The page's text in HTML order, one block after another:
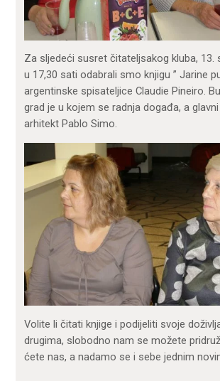
Za sljedeći susret čitateljsakog kluba, 13.
u 17,30 sati odabrali smo knjigu ” Jarine
argentinske spisateljice Claudie Pineiro.
grad je u kojem se radnja događa, a
arhitekt Pablo Simo.
Volite li čitati knjige i podijeliti svoje
drugima, slobodno nam se možete
ćete nas, a nadamo se i sebe jednim